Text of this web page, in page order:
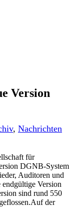
Version
, Nachrichten
für
DGNB-System
Auditoren und
Version
sind rund 550
Auf der